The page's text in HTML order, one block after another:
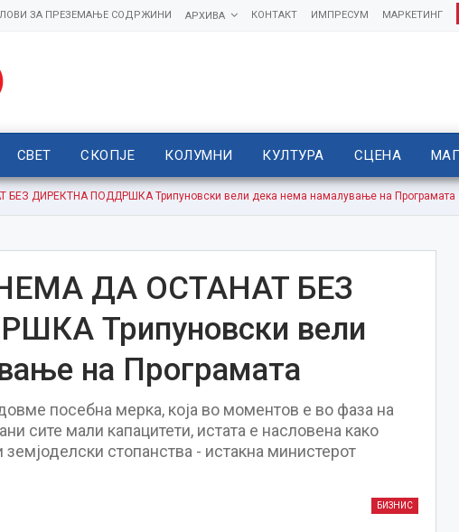
МАРКЕТИНГ
ИМПРЕСУМ
КОНТАКТ
АРХИВА
ЗА ПРЕЗЕМАЊЕ СОДРЖИНИ
СВЕТ СКОПЈЕ КОЛУМНИ КУЛТУРА СЦЕНА
ДИРЕКТНА ПОДДРШКА Трипуновски вели дека нема намалување на Програмата
ДА ОСТАНAT БЕЗ
Трипуновски вели
на Програмата
посебна мерка, која во моментов е во фаза на
сите мали капацитети, истата е насловена како
стопанства - истакна министерот
БИЗНИС